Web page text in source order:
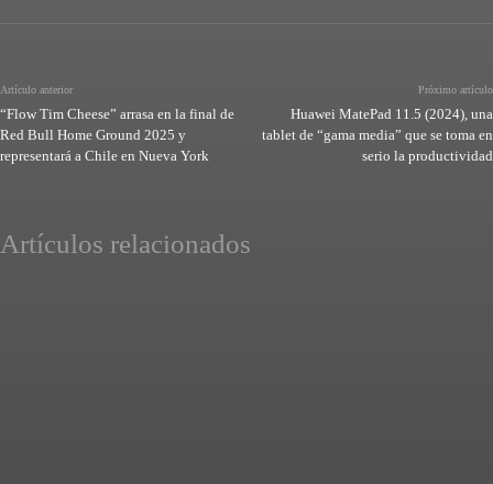
Artículo anterior
“Flow Tim Cheese” arrasa en la final de
Red Bull Home Ground 2025 y
representará a Chile en Nueva York
Próximo artículo
Huawei MatePad 11.5 (2024), una
tablet de “gama media” que se toma en
serio la productividad
Artículos relacionados